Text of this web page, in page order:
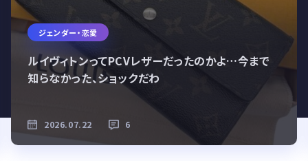
ジェンダー・恋愛
ルイヴィトンってPCVレザーだったのかよ…今まで
知らなかった、ショックだわ
2026.07.22 6